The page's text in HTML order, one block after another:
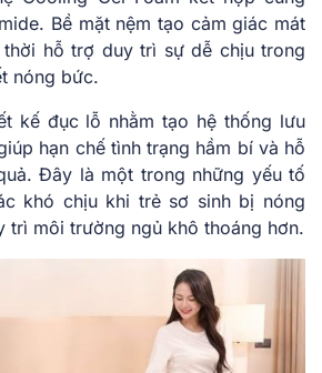
Bề mặt nệm tạo cảm giác mát
hỗ trợ duy trì sự dễ chịu trong
nóng bức.
kế đục lỗ nhằm tạo hệ thống lưu
hạn chế tình trạng hầm bí và hỗ
Đây là một trong những yếu tố
khó chịu khi trẻ sơ sinh bị nóng
trì môi trường ngủ khô thoáng hơn.